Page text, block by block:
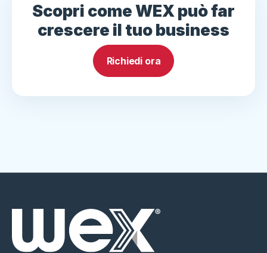
Scopri come WEX può far
crescere il tuo business
Richiedi ora